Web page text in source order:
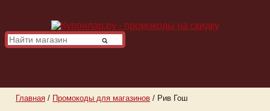
Главная / Промокоды для магазинов / Рив Гош